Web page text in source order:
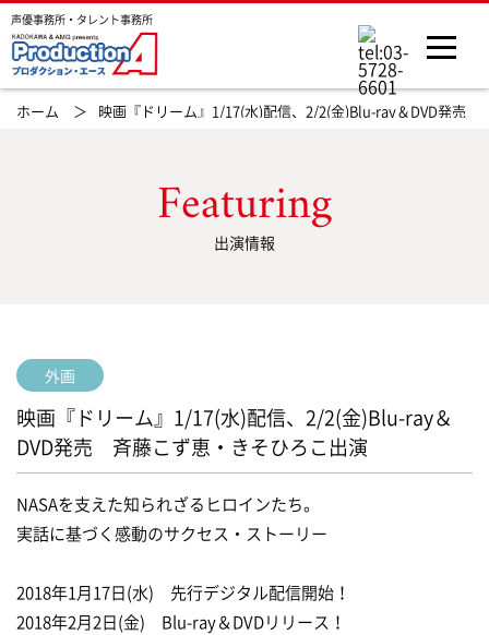
声優事務所・タレント事務所
ホーム ＞ 映画『ドリーム』1/17(水)配信、2/2(金)Blu-ray＆DVD発売
Featuring
出演情報
外画
映画『ドリーム』1/17(水)配信、2/2(金)Blu-ray＆
DVD発売 斉藤こず恵・きそひろこ出演
NASAを支えた知られざるヒロインたち。
実話に基づく感動のサクセス・ストーリー
2018年1月17日(水) 先行デジタル配信開始！
2018年2月2日(金) Blu-ray＆DVDリリース！